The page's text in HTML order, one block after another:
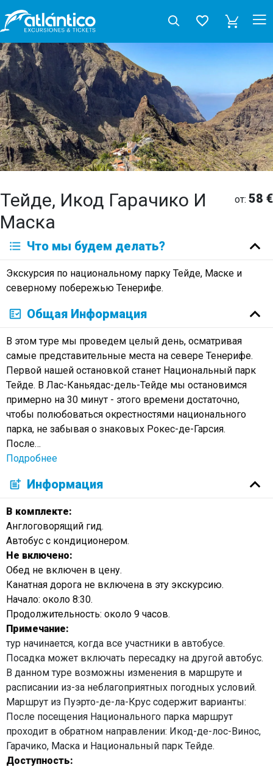
Тейде, Икод Гарачико И
Маска
от: 58 €
Что мы будем делать?
Экскурсия по национальному парку Тейде, Маске и
северному побережью Тенерифе.
Общая Информация
В этом туре мы проведем целый день, осматривая
самые представительные места на севере Тенерифе.
Первой нашей остановкой станет Национальный парк
Тейде. В Лас-Каньядас-дель-Тейде мы остановимся
примерно на 30 минут - этого времени достаточно,
чтобы полюбоваться окрестностями национального
парка, не забывая о знаковых Рокес-де-Гарсия.
После…
Подробнее
Информация
В комплекте:
Англоговорящий гид.
Автобус с кондиционером.
Не включено:
Обед не включен в цену.
Канатная дорога не включена в эту экскурсию.
Начало: около 8:30.
Продолжительность: около 9 часов.
Примечание:
тур начинается, когда все участники в автобусе.
Посадка может включать пересадку на другой автобус.
В данном туре возможны изменения в маршруте и
расписании из-за неблагоприятных погодных условий.
Маршрут из Пуэрто-де-ла-Крус содержит варианты:
После посещения Национального парка маршрут
проходит в обратном направлении: Икод-де-лос-Винос,
Гарачико, Маска и Национальный парк Тейде.
Доступность: